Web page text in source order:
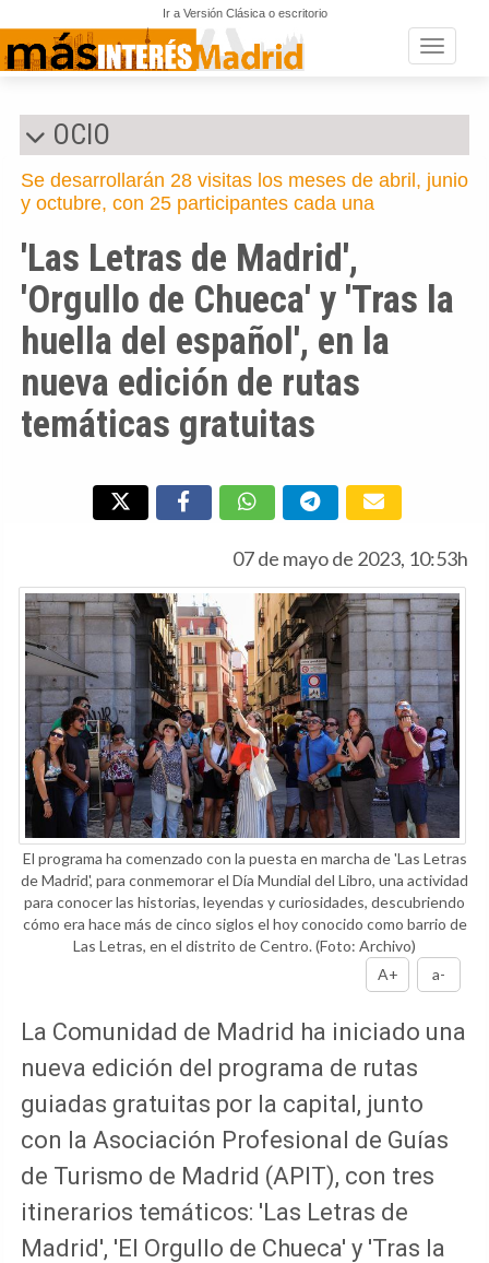
Ir a Versión Clásica o escritorio
Toggle
OCIO
Se desarrollarán 28 visitas los meses de abril, junio
y octubre, con 25 participantes cada una
'Las Letras de Madrid',
'Orgullo de Chueca' y 'Tras la
huella del español', en la
nueva edición de rutas
temáticas gratuitas
07 de mayo de 2023, 10:53h
El programa ha comenzado con la puesta en marcha de 'Las Letras
de Madrid', para conmemorar el Día Mundial del Libro, una actividad
para conocer las historias, leyendas y curiosidades, descubriendo
cómo era hace más de cinco siglos el hoy conocido como barrio de
Las Letras, en el distrito de Centro.(Foto: Archivo)
A+
a-
La Comunidad de Madrid ha iniciado una
nueva edición del programa de rutas
guiadas gratuitas por la capital, junto
con la Asociación Profesional de Guías
de Turismo de Madrid (APIT), con tres
itinerarios temáticos: 'Las Letras de
Madrid', 'El Orgullo de Chueca' y 'Tras la